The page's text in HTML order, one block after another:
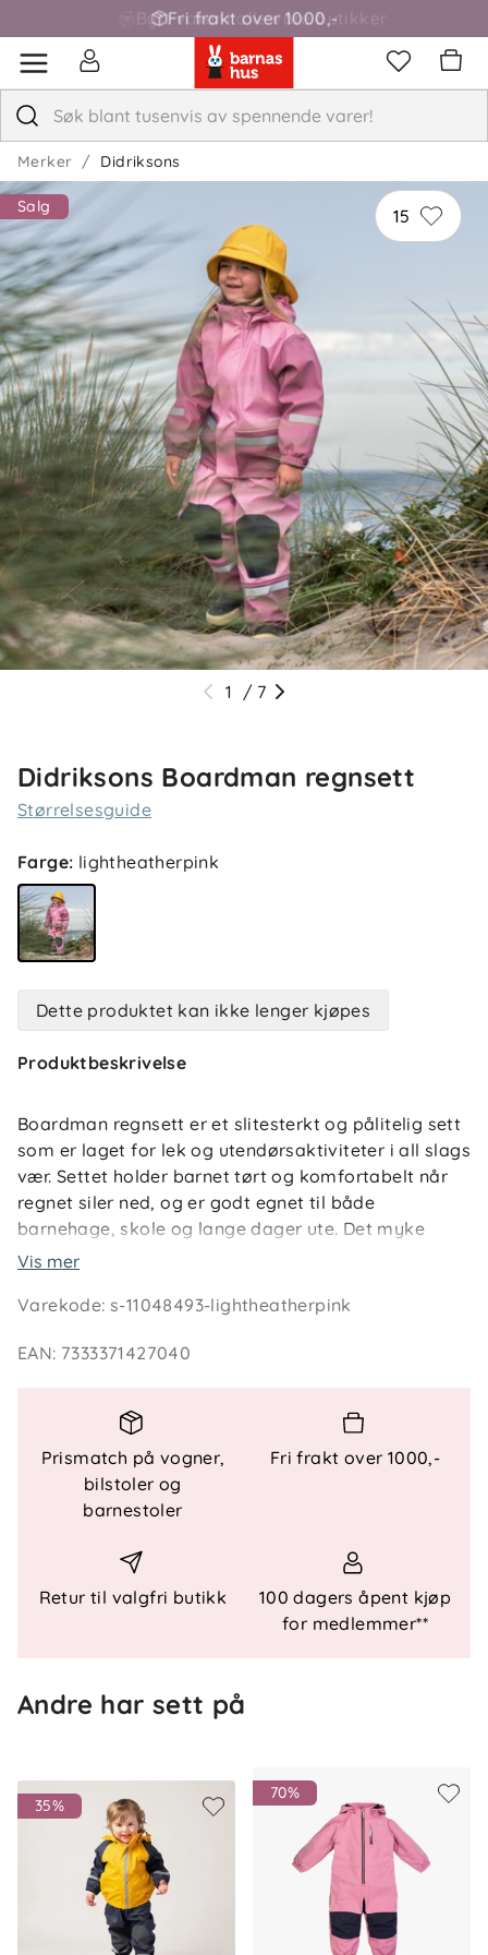
Fri frakt over 1000,-
Merker Didriksons
15
Salg
1 / 7
Didriksons Boardman regnsett
Størrelsesguide
Farge: lightheatherpink
Dette produktet kan ikke lenger kjøpes
Produktbeskrivelse
Boardman regnsett er et slitesterkt og pålitelig sett
som er laget for lek og utendørsaktiviteter i all slags
vær. Settet holder barnet tørt og komfortabelt når
regnet siler ned, og er godt egnet til både
barnehage, skole og lange dager ute. Det myke
mikrofleecefôret gir ekstra varme på kjølige dager,
regnsettet helt vanntett og enkelt å holde rent, noe
gjennomtenkt regnsett som kombinerer funksjon,
komfort og slitestyrke – og som gjør det enkelt for
foreldre å kle barnet riktig i vått vær.
Teknisk informasjon
Produkttype: Regnsett
Vannsøyle: 8 000 mm (EN ISO 811)
Konstruksjon: Sveisede sømmer
Sertifiseringer
Materiale
Coating: 100 % polyuretan (Galon®)
Ytterstoff: 100 % polyester
Fôr: 100 % polyester
Vedlikehold
Vis mer
Varekode:s-11048493-lightheatherpink
EAN: 7333371427040
Prismatch på vogner,
bilstoler og
barnestoler
Fri frakt over 1000,-
Retur til valgfri butikk
100 dagers åpent kjøp
for medlemmer**
Andre har sett på
35%
70%